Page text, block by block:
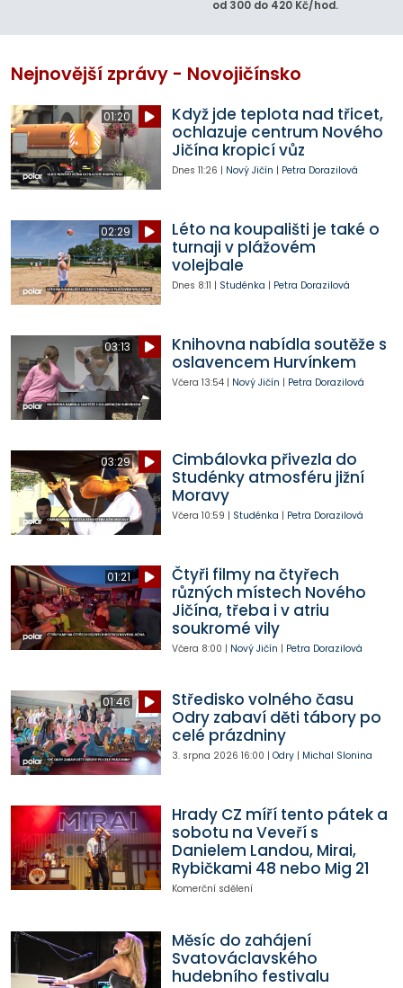
od 300 do 420 Kč/hod.
Nejnovější zprávy - Novojičínsko
01:20
Když jde teplota nad třicet,
ochlazuje centrum Nového
Jičína kropicí vůz
Dnes 11:26 | Nový Jičín | Petra Dorazilová
02:29
Léto na koupališti je také o
turnaji v plážovém
volejbale
Dnes 8:11 | Studénka | Petra Dorazilová
03:13
Knihovna nabídla soutěže s
oslavencem Hurvínkem
Včera 13:54| Nový Jičín | Petra Dorazilová
03:29
Cimbálovka přivezla do
Studénky atmosféru jižní
Moravy
Včera 10:59 | Studénka | Petra Dorazilová
01:21
Čtyři filmy na čtyřech
různých místech Nového
Jičína, třeba i v atriu
soukromé vily
Včera 8:00 | Nový Jičín | Petra Dorazilová
01:46
Středisko volného času
Odry zabaví děti tábory po
celé prázdniny
3. srpna 2026 16:00 | Odry| Michal Slonina
Hrady CZ míří tento pátek a
sobotu na Veveří s
Danielem Landou, Mirai,
Rybičkami 48 nebo Mig 21
Komerční sdělení
Měsíc do zahájení
Svatováclavského
hudebního festivalu